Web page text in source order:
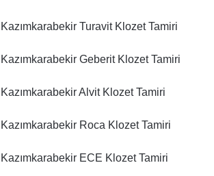
Turavit Klozet Tamiri
Geberit Klozet Tamiri
Alvit Klozet Tamiri
Roca Klozet Tamiri
ECE Klozet Tamiri